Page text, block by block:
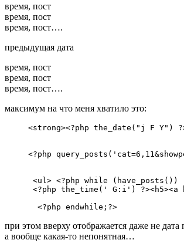
время, пост
время, пост
время, пост….
предыдущая дата
время, пост
время, пост
время, пост….
максимум на что меня хватило это:
<strong><?php the_date("j F Y")
<?php
<ul> <?php while
<?php the_time(' G:i') ?><h5><a
  <?php endwhile;?>
при этом вверху отображается даже не дата
а вообще какая-то непонятная…